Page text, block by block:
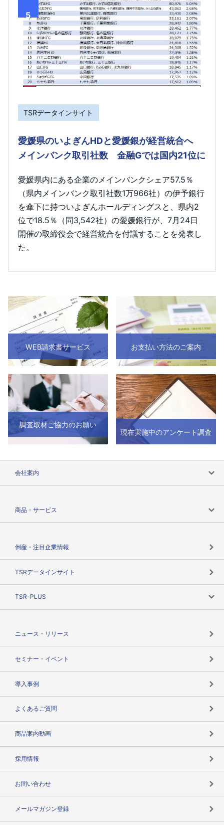
5
TSRデータインサイト
愛媛県のいよぎんHDと愛媛銀が経営統合へ
メインバンク取引社数 金融Gでは国内21位に
愛媛県内にある企業のメインバンクシェア57.5％
（県内メインバンク取引社数1万966社）の伊予銀行
を傘下に持ついよぎんホールディングスと、県内2
位で18.5％（同3,542社）の愛媛銀行が、7月24日
開催の取締役会で経営統合を付議することを発表し
た。
WEB請求書サービス お支払い方法のご案内
調査取材ご協力のお願い
現在実施中のアンケート調査
会社案内
商品・サービス
倒産・注目企業情報
TSRデータインサイト
TSR-PLUS
ニュース・リリース
セミナー・イベント
導入事例
よくあるご質問
商品案内動画
採用情報
お問い合わせ
メールマガジン登録